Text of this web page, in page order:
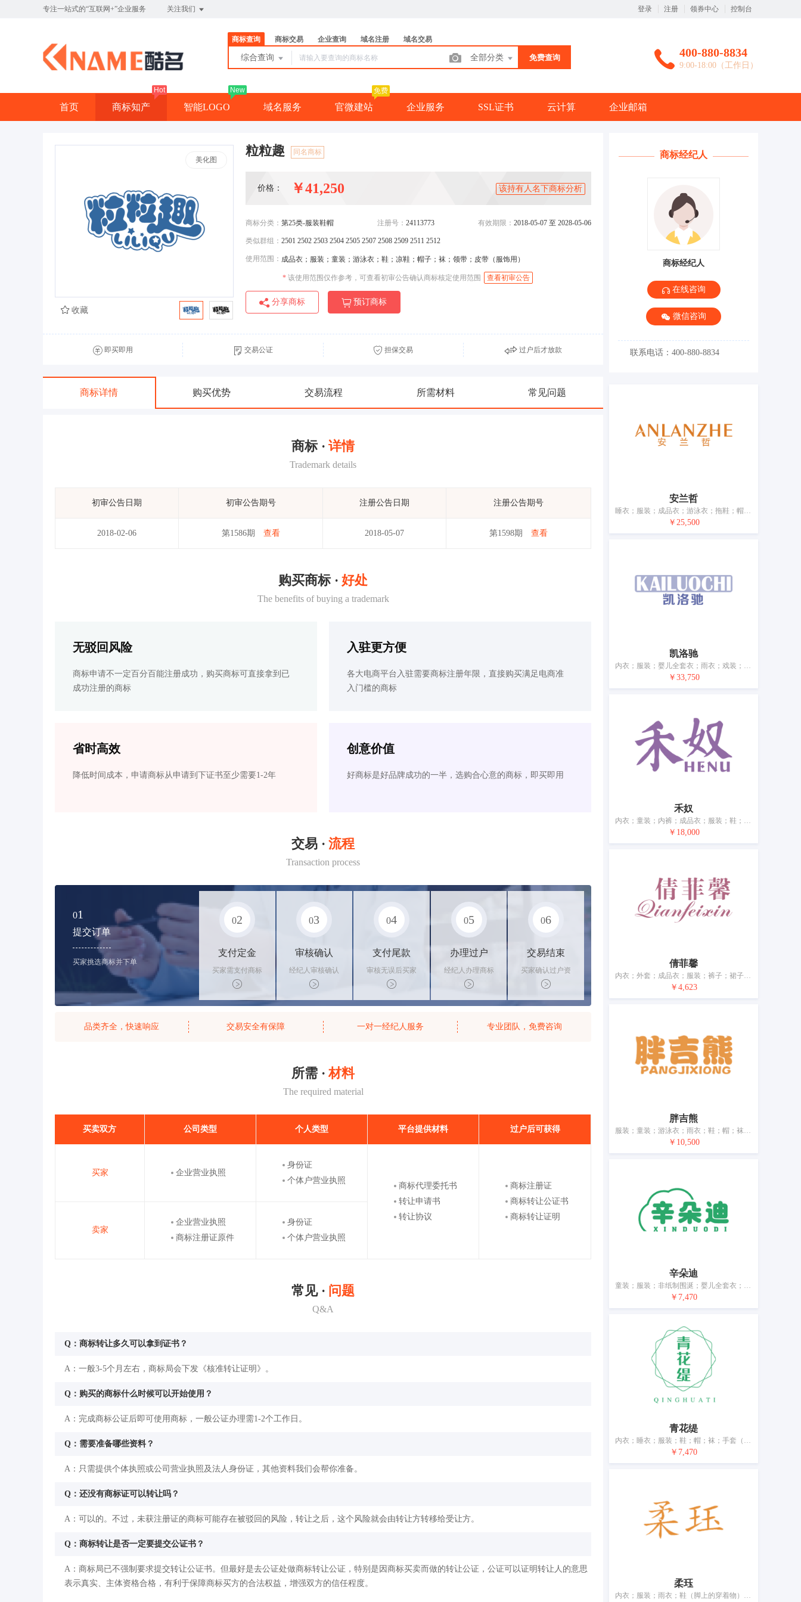
专注一站式的“互联网+”企业服务 关注我们 登录 注册 领券中心 控制台
商标查询 商标交易 企业查询 域名注册 域名交易
综合查询 全部分类 免费查询 400-880-8834
9:00-18:00（工作日）
首页 商标知产
Hot
智能LOGO
New
域名服务 官微建站
免费
企业服务 SSL证书 云计算 企业邮箱
美化图
粒粒趣 同名商标
价格： ￥41,250 该持有人名下商标分析
商标分类： 第25类-服装鞋帽 注册号： 24113773 有效期限： 2018-05-07 至 2028-05-06
类似群组： 2501 2502 2503 2504 2505 2507 2508 2509 2511 2512
使用范围： 成品衣；服装；童装；游泳衣；鞋；凉鞋；帽子；袜；领带；皮带（服饰用）
* 该使用范围仅作参考，可查看初审公告确认商标核定使用范围 查看初审公告
分享商标
预订商标
收藏
即买即用 交易公证 担保交易 过户后才放款
商标详情 购买优势 交易流程 所需材料 常见问题
商标 · 详情
Trademark details
初审公告日期 初审公告期号 注册公告日期 注册公告期号
2018-02-06 第1586期 查看 2018-05-07 第1598期 查看
购买商标 · 好处
The benefits of buying a trademark
无驳回风险
商标申请不一定百分百能注册成功，购买商标可直接拿到已
成功注册的商标
入驻更方便
各大电商平台入驻需要商标注册年限，直接购买满足电商准
入门槛的商标
省时高效
降低时间成本，申请商标从申请到下证书至少需要1-2年
创意价值
好商标是好品牌成功的一半，选购合心意的商标，即买即用
交易 · 流程
Transaction process
01
提交订单
买家挑选商标并下单
02
支付定金
买家需支付商标
标价的10%的购
买订金
03
审核确认
经纪人审核确认
商标状态
04
支付尾款
审核无误后买家
支付尾款，卖家
办理相关手续
05
办理过户
经纪人办理商标
转让手续，交付
相关证书
06
交易结束
买家确认过户资
料后，平台解冻
资金支付卖家
品类齐全，快速响应 交易安全有保障 一对一经纪人服务 专业团队，免费咨询
所需 · 材料
The required material
买卖双方 公司类型 个人类型 平台提供材料 过户后可获得
买家 企业营业执照
身份证
个体户营业执照
商标代理委托书
转让申请书
转让协议
商标注册证
商标转让公证书
商标转让证明
卖家
企业营业执照
商标注册证原件
身份证
个体户营业执照
常见 · 问题
Q&A
Q：商标转让多久可以拿到证书？
A：一般3-5个月左右，商标局会下发《核准转让证明》。
Q：购买的商标什么时候可以开始使用？
A：完成商标公证后即可使用商标，一般公证办理需1-2个工作日。
Q：需要准备哪些资料？
A：只需提供个体执照或公司营业执照及法人身份证，其他资料我们会帮你准备。
Q：还没有商标证可以转让吗？
A：可以的。不过，未获注册证的商标可能存在被驳回的风险，转让之后，这个风险就会由转让方转移给受让方。
Q：商标转让是否一定要提交公证书？
A：商标局已不强制要求提交转让公证书。但最好是去公证处做商标转让公证，特别是因商标买卖而做的转让公证，公证可以证明转让人的意思
表示真实、主体资格合格，有利于保障商标买方的合法权益，增强双方的信任程度。
商标经纪人
商标经纪人
在线咨询
微信咨询
联系电话：400-880-8834
安兰哲
睡衣；服装；成品衣；游泳衣；拖鞋；帽；袜；手套（服装）；短围巾；皮带（服饰用）
￥25,500
凯洛驰
内衣；服装；婴儿全套衣；雨衣；戏装；鞋；帽子；袜；围巾；腰带
￥33,750
禾奴
内衣；童装；内裤；成品衣；服装；鞋；帽；袜；手套（服装）；围巾
￥18,000
倩菲馨
内衣；外套；成品衣；服装；裤子；裙子；衬衫；鞋（脚上的穿着物）；袜；围巾
￥4,623
胖吉熊
服装；童装；游泳衣；雨衣；鞋；帽；袜；手套（服装）；围巾；皮带（服饰用）
￥10,500
辛朵迪
童装；服装；非纸制围涎；婴儿全套衣；鞋；帽；袜；手套（服装）；围巾；皮带（服饰用）
￥7,470
青花缇
内衣；睡衣；服装；鞋；帽；袜；手套（服装）；围巾；皮带（服饰用）；婚纱
￥7,470
柔珏
内衣；服装；雨衣；鞋（脚上的穿着物）；帽；袜；披肩；围巾；领带；腰带